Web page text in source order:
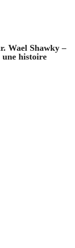
Wael Shawky –
une histoire